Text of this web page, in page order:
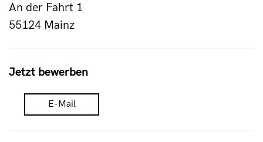
An der Fahrt 1
55124 Mainz
Jetzt bewerben
E-Mail